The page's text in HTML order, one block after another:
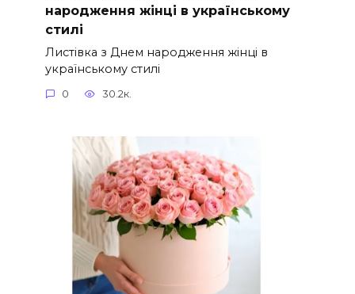
народження жінці в українському
стилі
Листівка з Днем народження жінці в
українському стилі
0 30.2к.